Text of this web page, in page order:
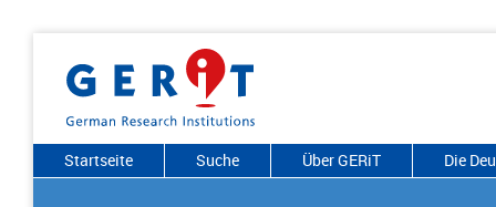
Startseite Suche Über GERiT Die